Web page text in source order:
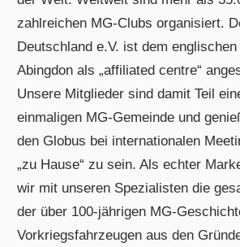
zahlreichen MG-Clubs organisiert.
Deutschland e.V. ist dem
Abingdon als „affiliated centre“
Unsere Mitglieder sind damit Teil
einmaligen MG-Gemeinde und
den Globus bei internationalen
„zu Hause“ zu sein. Als echter
wir mit unseren Spezialisten die
der über 100-jährigen MG-
Vorkriegsfahrzeugen aus den